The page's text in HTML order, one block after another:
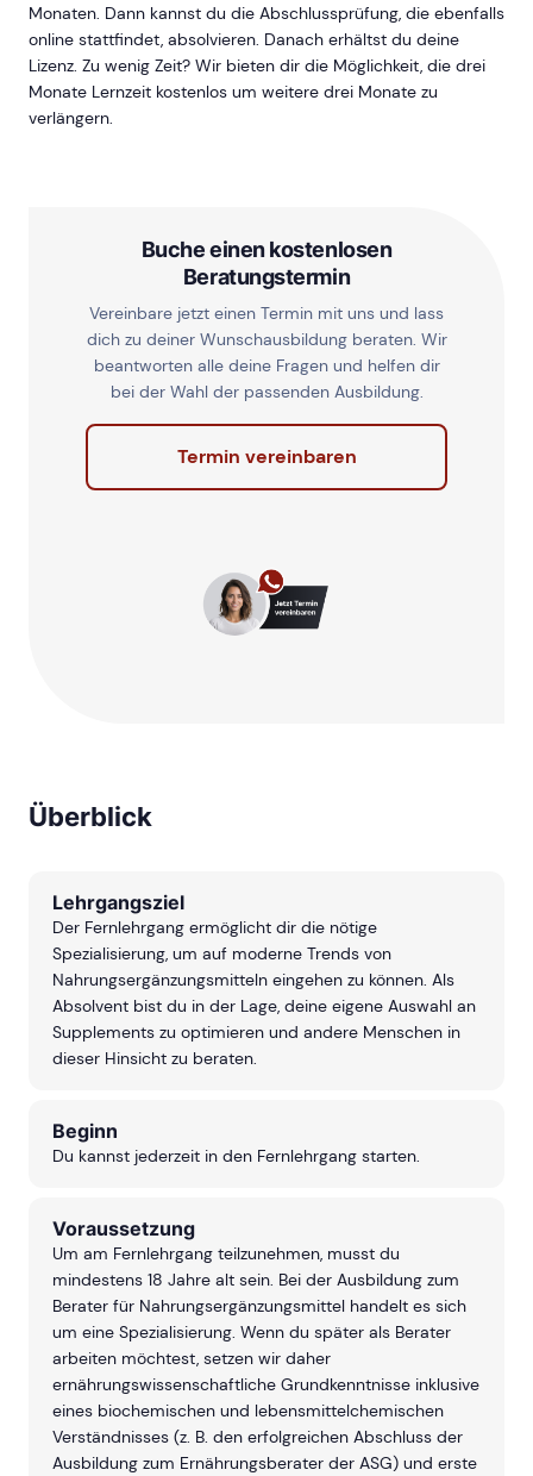
Monaten. Dann kannst du die Abschlussprüfung, die ebenfalls
online stattfindet, absolvieren. Danach erhältst du deine
Lizenz. Zu wenig Zeit? Wir bieten dir die Möglichkeit, die drei
Monate Lernzeit kostenlos um weitere drei Monate zu
verlängern.
Buche einen kostenlosen
Beratungstermin
Vereinbare jetzt einen Termin mit uns und lass
dich zu deiner Wunschausbildung beraten. Wir
beantworten alle deine Fragen und helfen dir
bei der Wahl der passenden Ausbildung.
Termin vereinbaren
Überblick
Lehrgangsziel
Der Fernlehrgang ermöglicht dir die nötige
Spezialisierung, um auf moderne Trends von
Nahrungsergänzungsmitteln eingehen zu können. Als
Absolvent bist du in der Lage, deine eigene Auswahl an
Supplements zu optimieren und andere Menschen in
dieser Hinsicht zu beraten.
Beginn
Du kannst jederzeit in den Fernlehrgang starten.
Voraussetzung
Um am Fernlehrgang teilzunehmen, musst du
mindestens 18 Jahre alt sein. Bei der Ausbildung zum
Berater für Nahrungsergänzungsmittel handelt es sich
um eine Spezialisierung. Wenn du später als Berater
arbeiten möchtest, setzen wir daher
ernährungswissenschaftliche Grundkenntnisse inklusive
eines biochemischen und lebensmittelchemischen
Verständnisses (z. B. den erfolgreichen Abschluss der
Ausbildung zum Ernährungsberater der ASG) und erste